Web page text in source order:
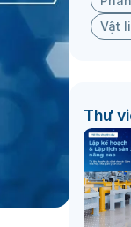
Vật
Thư